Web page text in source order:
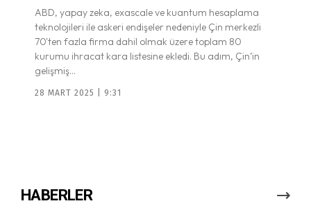
ABD, yapay zeka, exascale ve kuantum hesaplama
teknolojileri ile askeri endişeler nedeniyle Çin merkezli
70'ten fazla firma dahil olmak üzere toplam 80
kurumu ihracat kara listesine ekledi. Bu adım, Çin’in
gelişmiş...
28 MART 2025 | 9:31
HABERLER